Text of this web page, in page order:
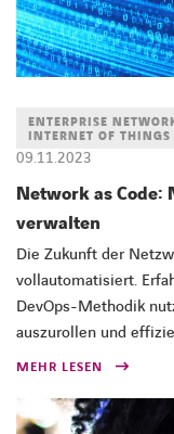
09.11.2023
ENTERPRISE
INTERNET OF THINGS
Network as
verwalten
Die Zukunft der
vollautomatisiert.
DevOps-Methodik
auszurollen und
MEHR LESEN